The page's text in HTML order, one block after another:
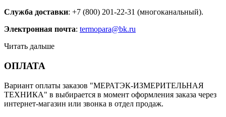
Служба доставки: +7 (800) 201-22-31 (многоканальный).
Электронная почта: termopara@bk.ru
Читать дальше
ОПЛАТА
Вариант оплаты заказов "МЕРАТЭК-ИЗМЕРИТЕЛЬНАЯ
ТЕХНИКА" в выбирается в момент оформления заказа через
интернет-магазин или звонка в отдел продаж.